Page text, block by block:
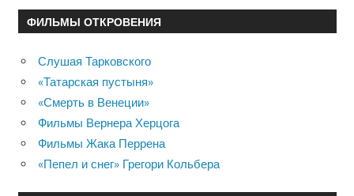
ФИЛЬМЫ ОТКРОВЕНИЯ
Слушая Тарковского
«Татарская пустыня»
«Смерть в Венеции»
Фильмы Вернера Херцога
Фильмы Жака Перрена
«Пепел и снег» Грегори Кольбера